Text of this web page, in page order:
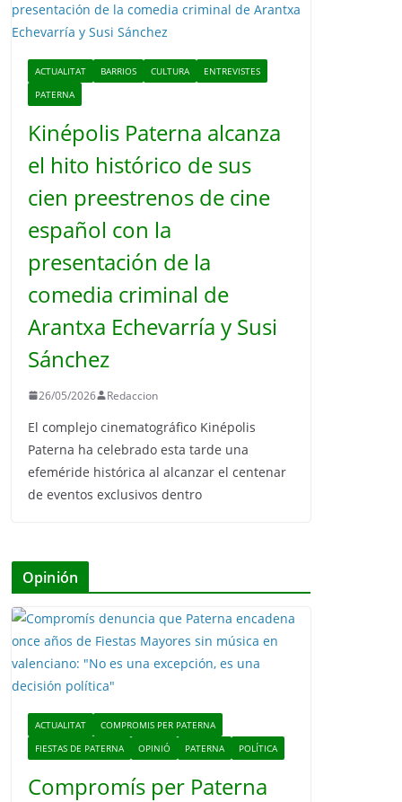
ACTUALITAT BARRIOS CULTURA
ENTREVISTES
PATERNA
Kinépolis Paterna alcanza
el hito histórico de sus
cien preestrenos de cine
español con la
presentación de la
comedia criminal de
Arantxa Echevarría y Susi
Sánchez
26/05/2026 Redaccion
El complejo cinematográfico Kinépolis
Paterna ha celebrado esta tarde una
efeméride histórica al alcanzar el centenar
de eventos exclusivos dentro
Opinión
ACTUALITAT
COMPROMIS PER PATERNA
FIESTAS DE PATERNA
OPINIÓ PATERNA POLÍTICA
Compromís per Paterna